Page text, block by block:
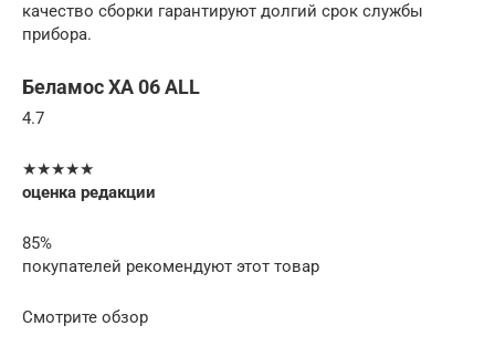
качество сборки гарантируют долгий срок службы
прибора.
Беламос XA 06 ALL
4.7
★★★★★
оценка редакции
85%
покупателей рекомендуют этот товар
Смотрите обзор